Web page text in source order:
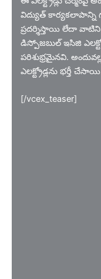
విద్యుత్ కార్యకలాపాన్ని
ప్రదర్శిస్తాయి లేదా వాటిని
డిస్పోజబుల్ ఇసిజి
పరిశుభ్రమైనవి.
ఎలక్ట్రోడ్లను భర్తీ
[/vcex_teaser]